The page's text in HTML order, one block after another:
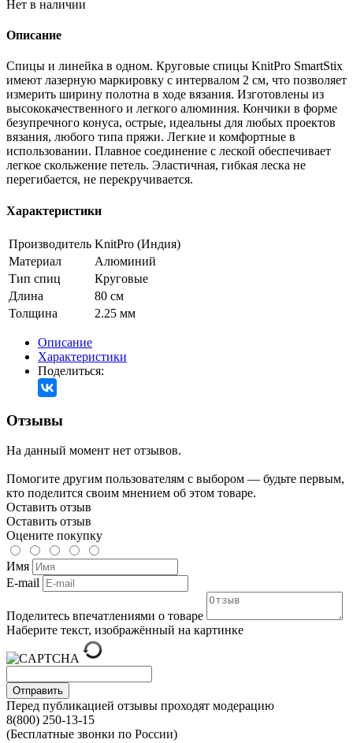
Нет в наличии
Описание
Спицы и линейка в одном. Круговые спицы KnitPro SmartStix
имеют лазерную маркировку с интервалом 2 см, что позволяет
измерить ширину полотна в ходе вязания. Изготовлены из
высококачественного и легкого алюминия. Кончики в форме
безупречного конуса, острые, идеальны для любых проектов
вязания, любого типа пряжи. Легкие и комфортные в
использовании. Плавное соединение с леской обеспечивает
легкое скольжение петель. Эластичная, гибкая леска не
перегибается, не перекручивается.
Характеристики
Производитель KnitPro (Индия)
Материал
Алюминий
Тип спиц
Круговые
Длина
80 см
Толщина
2.25 мм
Описание
Характеристики
Поделиться:
Отзывы
На данный момент нет отзывов.
Помогите другим пользователям с выбором — будьте первым,
кто поделится своим мнением об этом товаре.
Оставить отзыв
Оставить отзыв
Оцените покупку
Имя
E-mail
Поделитесь впечатлениями о товаре
Наберите текст, изображённый на картинке
Отправить
Перед публикацией отзывы проходят модерацию
8(800) 250-13-15
(Бесплатные звонки по России)